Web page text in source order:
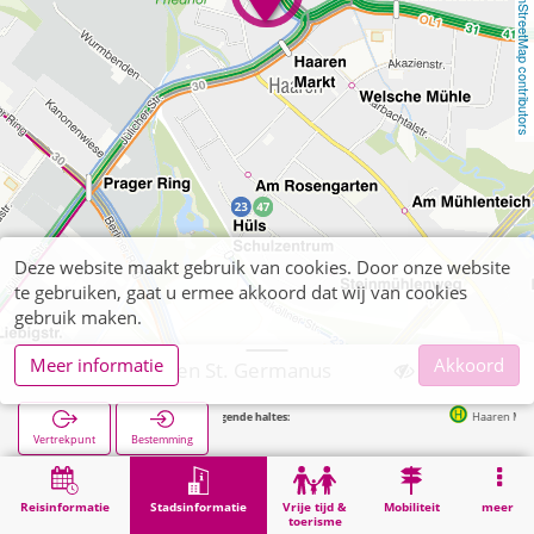
OpenStreetMap contributors
Reisinformatie Stadsinformatie
Vrije tijd &
toerisme
Mobiliteit meer
Aachen, Haaren St. Germanus
Vertrekpunt Bestemming
Volgende haltes: Haaren Markt in
Stadsinformatie Aachen, Haaren St. Germanus
Deze website maakt gebruik van cookies. Door onze website
te gebruiken, gaat u ermee akkoord dat wij van cookies
gebruik maken.
Meer informatie
Akkoord